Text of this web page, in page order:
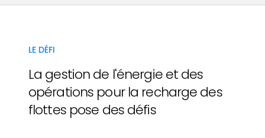
LE DÉFI
La gestion de l'énergie et des
opérations pour la recharge des
flottes pose des défis